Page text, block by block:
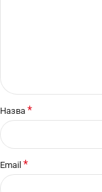
Назва *
Email *